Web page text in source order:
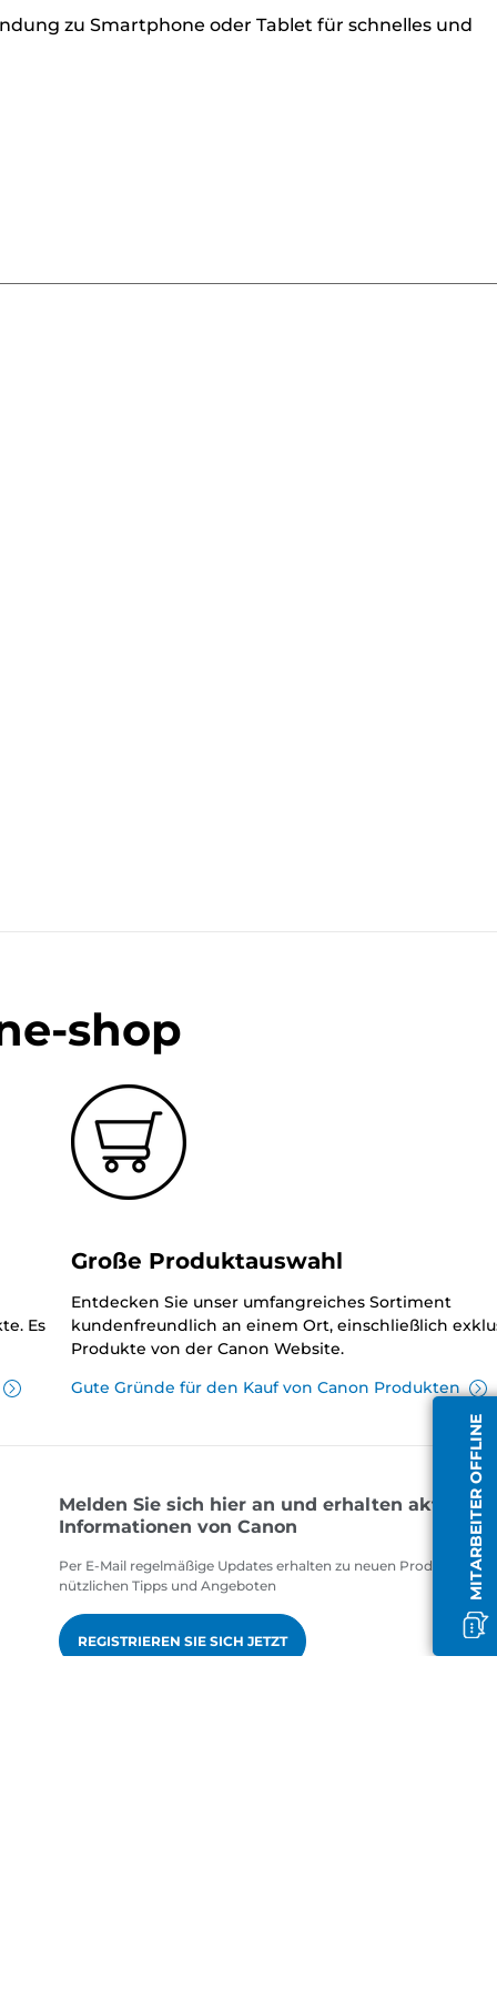
zu Smartphone oder Tablet für schnelles und
MITARBEITER OFFLINE
shop
Es
Große Produktauswahl
Entdecken Sie unser umfangreiches Sortiment
kundenfreundlich an einem Ort, einschließlich
Produkte von der Canon Website.
Gute Gründe für den Kauf von Canon Produkten
Melden Sie sich hier an und erhalten aktuelle
Informationen von Canon
Per E-Mail regelmäßige Updates erhalten zu neuen Produkten,
nützlichen Tipps und Angeboten
REGISTRIEREN SIE SICH JETZT